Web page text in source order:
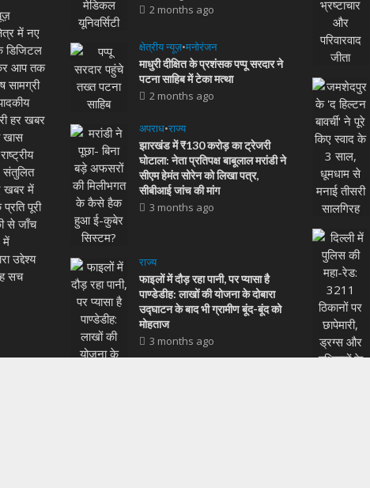
में नए
आप तक
सामग्री
हर खबर
खास
संतुलित
खबर में
पूरी
से जाँच
में
उद्देश्य
सच
2 months ago
क्षेत्रीय न्यूज़•मनोरंजन
माधुरी दीक्षित के प्रशंसक पप्पू सरदार ने
पटना साहिब में टेका मत्था
2 months ago
अपराध•राज्य
झारखंड में ₹130 करोड़ का ट्रेजरी
घोटाला: नेता प्रतिपक्ष बाबूलाल मरांडी ने
सीएम हेमंत सोरेन को लिखा पत्र,
सीबीआई जांच की मांग
3 months ago
राज्य
फाइलों में दौड़ रहा पानी, पर प्यासा है
पाण्डेडीह: लाखों की योजना के दोबारा
उद्घाटन के बाद भी ग्रामीण बूंद-बूंद को
मोहताज
3 months ago